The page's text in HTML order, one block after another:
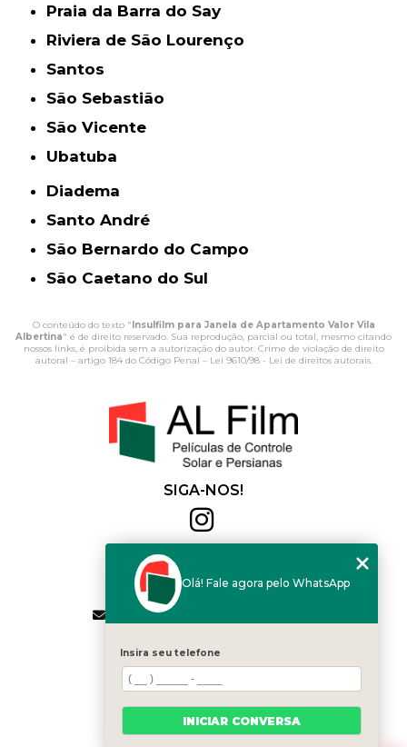
Praia da Barra do Say
Riviera de São Lourenço
Santos
São Sebastião
São Vicente
Ubatuba
Diadema
Santo André
São Bernardo do Campo
São Caetano do Sul
O conteúdo do texto "Insulfilm para Janela de Apartamento Valor Vila
Albertina" é de direito reservado. Sua reprodução, parcial ou total, mesmo citando
nossos links, é proibida sem a autorização do autor. Crime de violação de direito
autoral – artigo 184 do Código Penal – Lei 9610/98 - Lei de direitos autorais.
SIGA-NOS!
(11) 2564-4684
(11) 94168-2041
contato.vendas@alfilm.com.br
MENU
HOME
QUEM SOMOS
SERVIÇOS
BLOG
Olá! Fale agora pelo WhatsApp
Insira seu telefone
INICIAR CONVERSA